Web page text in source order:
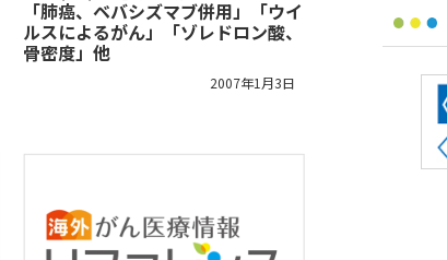
「肺癌、ベバシズマブ併用」「ウイ
ルスによるがん」「ゾレドロン酸、
骨密度」他
2007年1月3日